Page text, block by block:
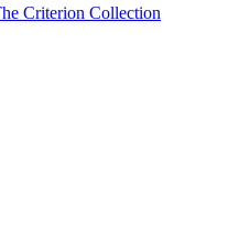
Criterion Collection